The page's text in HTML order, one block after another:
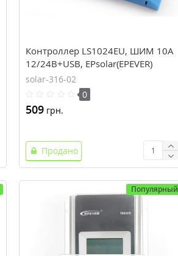
Контроллер LS1024EU, ШИМ 10А
12/24В+USB, EPsolar(EPEVER)
solar-316-02
0
509грн.
Продано
Популярный